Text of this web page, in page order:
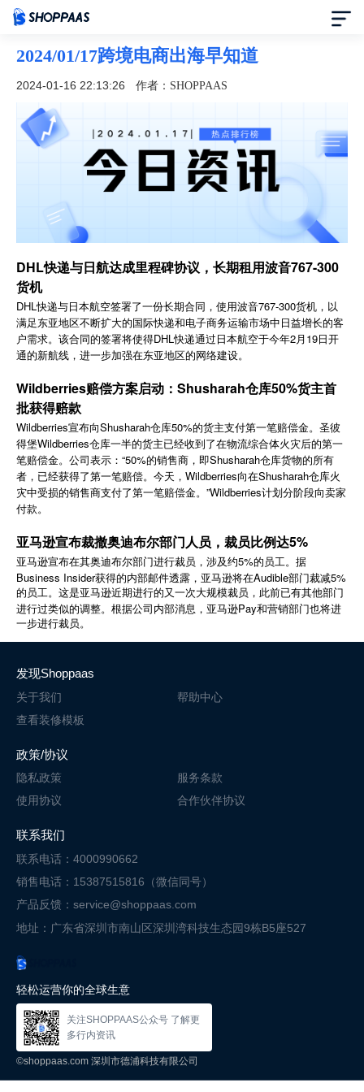
首页
定价
模板中心
合作伙伴
帮助中心
了解我们
简体中文
登录 免费使用
2024/01/17跨境电商出海早知道
2024-01-16 22:13:26 作者：SHOPPAAS
DHL快递与日航达成里程碑协议，长期租用波音767-300
货机
DHL快递与日本航空签署了一份长期合同，使用波音767-300货机，以
满足东亚地区不断扩大的国际快递和电子商务运输市场中日益增长的客
户需求。该合同的签署将使得DHL快递通过日本航空于今年2月19日开
通的新航线，进一步加强在东亚地区的网络建设。
Wildberries赔偿方案启动：Shusharah仓库50%货主首
批获得赔款
Wildberries宣布向Shusharah仓库50%的货主支付第一笔赔偿金。圣彼
得堡Wildberries仓库一半的货主已经收到了在物流综合体火灾后的第一
笔赔偿金。公司表示：“50%的销售商，即Shusharah仓库货物的所有
者，已经获得了第一笔赔偿。今天，Wildberries向在Shusharah仓库火
灾中受损的销售商支付了第一笔赔偿金。”Wildberries计划分阶段向卖家
付款。
亚马逊宣布裁撤奥迪布尔部门人员，裁员比例达5%
亚马逊宣布在其奥迪布尔部门进行裁员，涉及约5%的员工。据
Business Insider获得的内部邮件透露，亚马逊将在Audible部门裁减5%
的员工。这是亚马逊近期进行的又一次大规模裁员，此前已有其他部门
进行过类似的调整。根据公司内部消息，亚马逊Pay和营销部门也将进
一步进行裁员。
轻松运营你的全球生意
关注SHOPPAAS公众号 了解更
多行内资讯
©shoppaas.com 深圳市德浦科技有限公司
发现Shoppaas
关于我们
帮助中心
查看装修模板
政策/协议
隐私政策
服务条款
使用协议
合作伙伴协议
联系我们
联系电话：4000990662
销售电话：15387515816（微信同号）
产品反馈：service@shoppaas.com
地址：广东省深圳市南山区深圳湾科技生态园9栋B5座527